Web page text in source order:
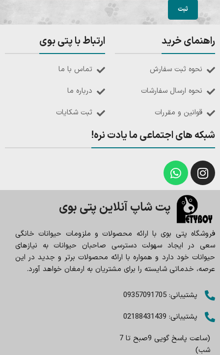
راهنمای خرید
نحوه ثبت سفارش
نحوه ارسال سفارشات
قوانین و مقررات
ارتباط با پتی بوی
تماس با ما
درباره ما
ثبت شکایات
شبکه های اجتماعی ما یادت نره!
پت شاپ آنلاین پتی بوی
فروشگاه پتی بوی با ارائه محصولات و ملزومات حیوانات خانگی
سعی در ایجاد سهولت دسترسی صاحبان حیوانات به نیازهای
حیوانات خود دارد و همواره با ارائه محصولات برتر و جدید در این
عرصه، خدماتی شایسته را برای مشتریان به ارمغان خواهد آورد.
پشتیبانی: 09357091705
پشتیبانی: 02188431439
(ساعت پاسخ گویی 9صبح تا 7
شب)